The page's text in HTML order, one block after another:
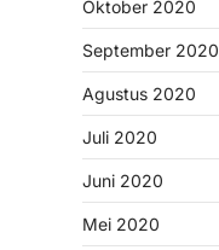
Oktober 2020
September 2020
Agustus 2020
Juli 2020
Juni 2020
Mei 2020